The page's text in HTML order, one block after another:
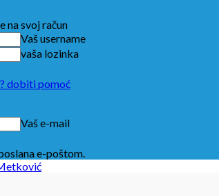
na svoj račun
Vaš username
vaša lozinka
dobiti pomoć
Vaš e-mail
e-poštom.